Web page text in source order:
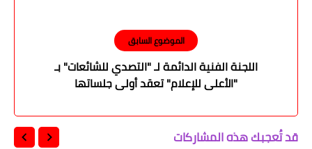
الموضوع السابق
اللجنة الفنية الدائمة لـ "التصدي للشائعات" بـ
"الأعلى للإعلام" تعقد أولى جلساتها
قد تُعجبك هذه المشاركات